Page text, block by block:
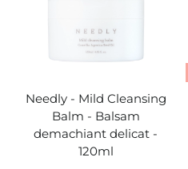
Needly - Mild Cleansing
Balm - Balsam
demachiant delicat -
120ml